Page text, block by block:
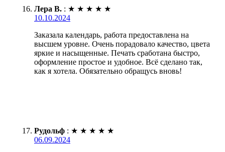
Лера В. : ★ ★ ★ ★ ★
10.10.2024
Заказала календарь, работа предоставлена на
высшем уровне. Очень порадовало качество, цвета
яркие и насыщенные. Печать сработана быстро,
оформление простое и удобное. Всё сделано так,
как я хотела. Обязательно обращусь вновь!
Рудольф : ★ ★ ★ ★ ★
06.09.2024